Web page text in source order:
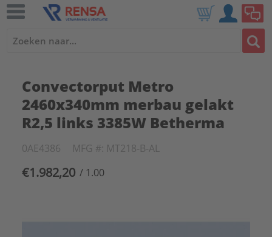
Convectorput Metro
2460x340mm merbau gelakt
R2,5 links 3385W Betherma
0AE4386 MFG #: MT218-B-AL
€1.982,20 / 1.00